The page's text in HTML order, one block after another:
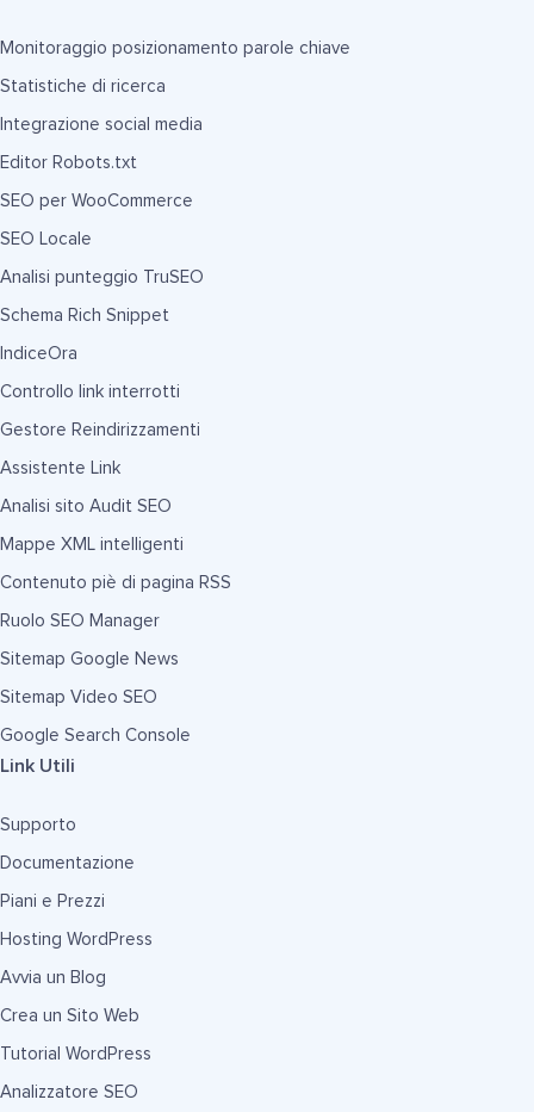
Monitoraggio posizionamento parole chiave
Statistiche di ricerca
Integrazione social media
Editor Robots.txt
SEO per WooCommerce
SEO Locale
Analisi punteggio TruSEO
Schema Rich Snippet
IndiceOra
Controllo link interrotti
Gestore Reindirizzamenti
Assistente Link
Analisi sito Audit SEO
Mappe XML intelligenti
Contenuto piè di pagina RSS
Ruolo SEO Manager
Sitemap Google News
Sitemap Video SEO
Google Search Console
Link Utili
Supporto
Documentazione
Piani e Prezzi
Hosting WordPress
Avvia un Blog
Crea un Sito Web
Tutorial WordPress
Analizzatore SEO